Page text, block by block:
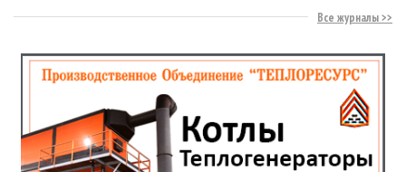
Все журналы